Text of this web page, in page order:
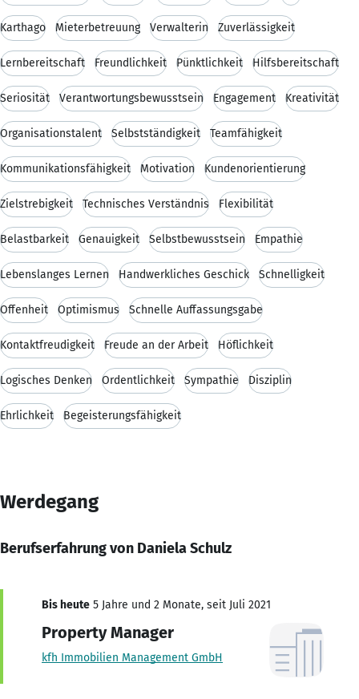
Karthago Mieterbetreuung Verwalterin Zuverlässigkeit
Lernbereitschaft Freundlichkeit Pünktlichkeit Hilfsbereitschaft
Seriosität Verantwortungsbewusstsein Engagement Kreativität
Organisationstalent Selbstständigkeit Teamfähigkeit
Kommunikationsfähigkeit Motivation Kundenorientierung
Zielstrebigkeit Technisches Verständnis Flexibilität
Belastbarkeit Genauigkeit Selbstbewusstsein Empathie
Lebenslanges Lernen Handwerkliches Geschick Schnelligkeit
Offenheit Optimismus Schnelle Auffassungsgabe
Kontaktfreudigkeit Freude an der Arbeit Höflichkeit
Logisches Denken Ordentlichkeit Sympathie Disziplin
Ehrlichkeit Begeisterungsfähigkeit
Werdegang
Berufserfahrung von Daniela Schulz
Bis heute 5 Jahre und 2 Monate, seit Juli 2021
Property Manager
kfh Immobilien Management GmbH